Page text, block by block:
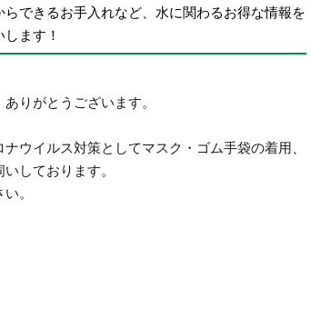
できるお手入れなど、水に関わるお得な情報を
ます！
りがとうございます。
ウイルス対策としてマスク・ゴム手袋の着用、
しております。
。